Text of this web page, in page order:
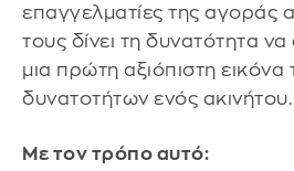
επαγγελματίες της αγοράς
τους δίνει τη δυνατότητα
μια πρώτη αξιόπιστη
δυνατοτήτων ενός ακινήτου.
Με τον τρόπο αυτό: